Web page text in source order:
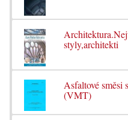
styly,architekti
Asfaltové směsi
(VMT)